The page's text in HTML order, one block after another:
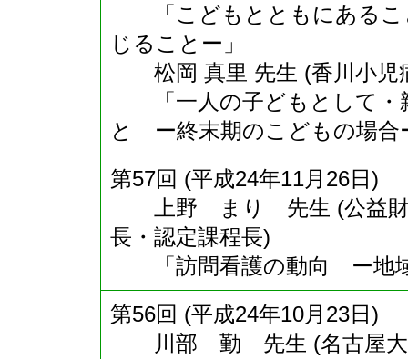
「こどもとともにあるこ
じることー」
松岡 真里 先生 (香川小児
「一人の子どもとして・
と ー終末期のこどもの場合
第57回 (平成24年11月26日)
上野 まり 先生 (公益財
長・認定課程長)
「訪問看護の動向 ー地域
第56回 (平成24年10月23日)
川部 勤 先生 (名古屋大学